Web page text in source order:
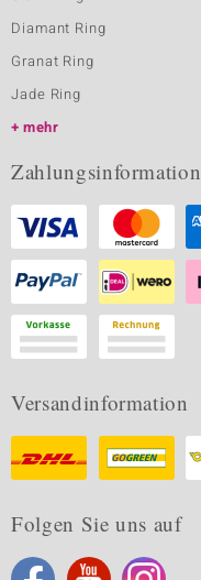
Diamant Ring
Granat Ring
Jade Ring
mehr
Zahlungsinformation
Versandinformation
Folgen Sie uns auf